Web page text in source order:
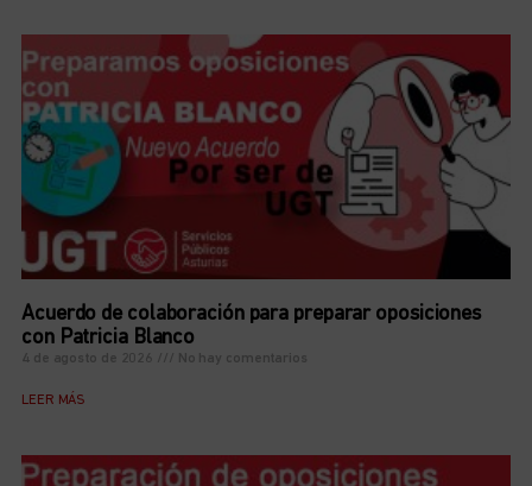
Acuerdo de colaboración para preparar oposiciones
con Patricia Blanco
4 de agosto de 2026 No hay comentarios
LEER MÁS